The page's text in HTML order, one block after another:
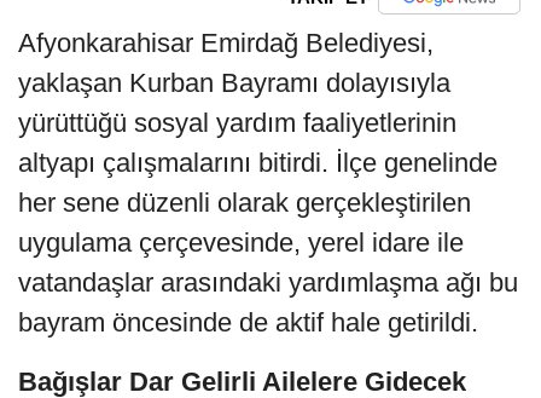
Afyonkarahisar Emirdağ Belediyesi,
yaklaşan Kurban Bayramı dolayısıyla
yürüttüğü sosyal yardım faaliyetlerinin
altyapı çalışmalarını bitirdi. İlçe genelinde
her sene düzenli olarak gerçekleştirilen
uygulama çerçevesinde, yerel idare ile
vatandaşlar arasındaki yardımlaşma ağı bu
bayram öncesinde de aktif hale getirildi.
Bağışlar Dar Gelirli Ailelere Gidecek